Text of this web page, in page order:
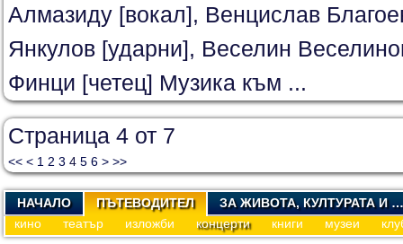
Алмазиду [вокал], Венцислав
Янкулов [ударни], Веселин
Финци [четец] Музика към ...
Страница 4 от 7
<< < 1 2 3 4 5 6 > >>
НАЧАЛО ПЪТЕВОДИТЕЛ
ЗА ЖИВОТА, КУЛТУРАТА И …
кино
театър изложби концерти книги музеи